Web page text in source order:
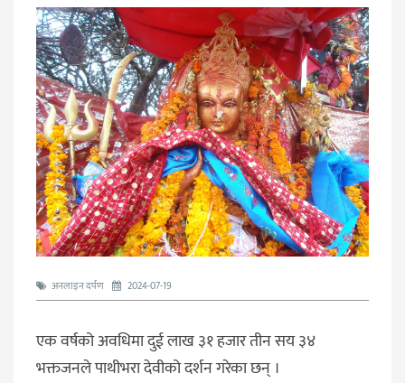
अनलाइन दर्पण 2024-07-19
एक वर्षको अवधिमा दुई लाख ३१ हजार तीन सय ३४
भक्तजनले पाथीभरा देवीको दर्शन गरेका छन् ।